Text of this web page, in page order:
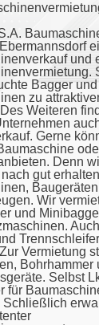
und
Bagger
zu
Weiteren
Gerne
Denn
gut
Wir
und
Vermietung
Bohrhammer
Selbst
für
Schließlich